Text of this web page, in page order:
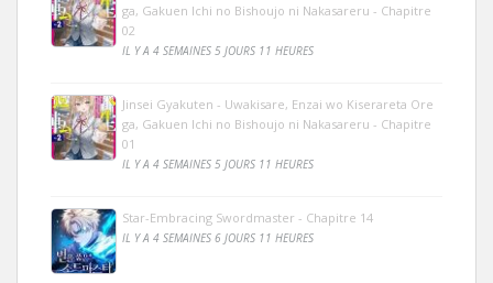
ga, Gakuen Ichi no Bishoujo ni Nakasareru - Chapitre
02
IL Y A 4 SEMAINES 5 JOURS 11 HEURES
Jinsei Gyakuten - Uwakisare, Enzai wo Kiserareta Ore
ga, Gakuen Ichi no Bishoujo ni Nakasareru - Chapitre
01
IL Y A 4 SEMAINES 5 JOURS 11 HEURES
Star-Embracing Swordmaster - Chapitre 14
IL Y A 4 SEMAINES 6 JOURS 11 HEURES